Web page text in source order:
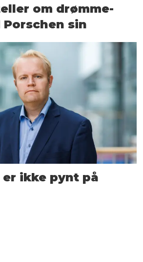
om drømme­
sin
ikke pynt på